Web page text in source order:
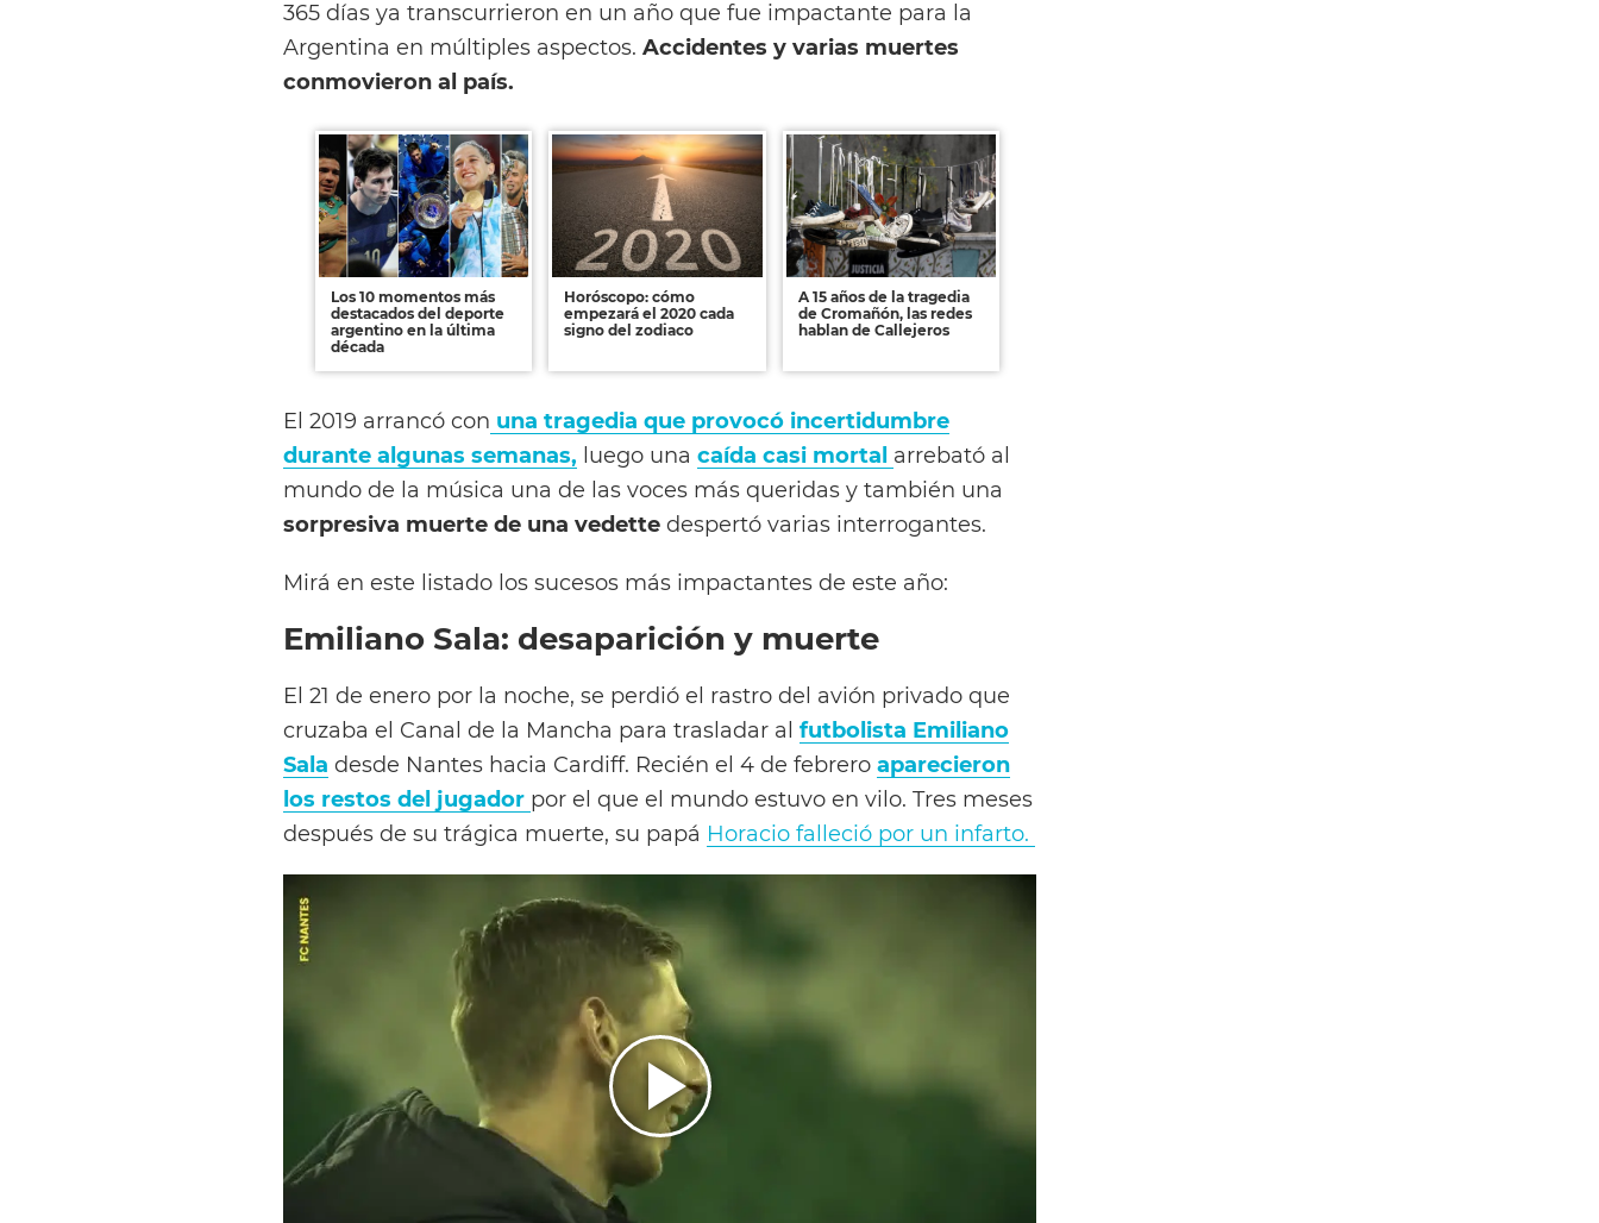
365 días ya transcurrieron en un año que fue impactante para la
Argentina en múltiples aspectos. Accidentes y varias muertes
conmovieron al país.
Los 10 momentos más
destacados del deporte
argentino en la última
década
Horóscopo: cómo
empezará el 2020 cada
signo del zodiaco
A 15 años de la tragedia
de Cromañón, las redes
hablan de Callejeros
El 2019 arrancó con una tragedia que provocó incertidumbre
durante algunas semanas, luego una caída casi mortal arrebató al
mundo de la música una de las voces más queridas y también una
sorpresiva muerte de una vedette despertó varias interrogantes.
Mirá en este listado los sucesos más impactantes de este año:
Emiliano Sala: desaparición y muerte
El 21 de enero por la noche, se perdió el rastro del avión privado que
cruzaba el Canal de la Mancha para trasladar al futbolista Emiliano
Sala desde Nantes hacia Cardiff. Recién el 4 de febrero aparecieron
los restos del jugador por el que el mundo estuvo en vilo. Tres meses
después de su trágica muerte, su papá Horacio falleció por un infarto.